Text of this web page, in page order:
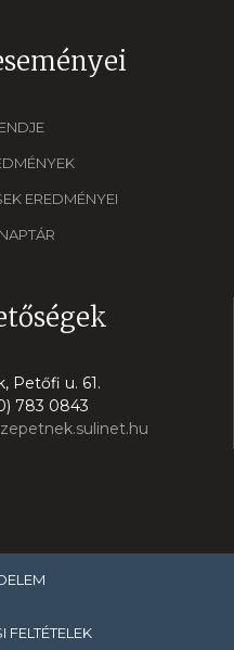
EREDMÉNYEI
Petőfi u. 61.
783 0843
FELTÉTELEK